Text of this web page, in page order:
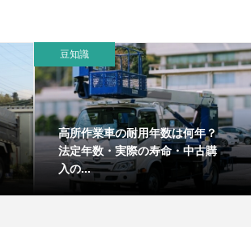
豆知識
高所作業車の耐用年数は何年？
法定年数・実際の寿命・中古購
入の...